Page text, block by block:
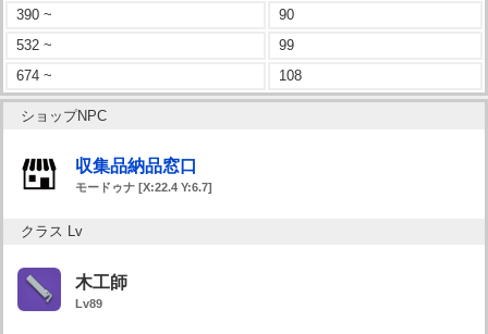
390 ~
90
532 ~
99
674 ~
108
ショップNPC
収集品納品窓口
モードゥナ [X:22.4 Y:6.7]
クラス Lv
木工師
Lv89